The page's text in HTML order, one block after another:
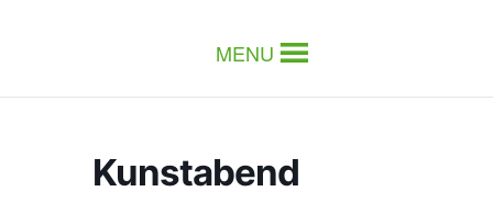
MENU
Kunstabend